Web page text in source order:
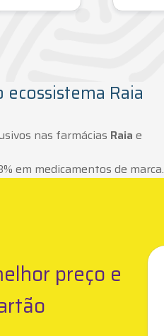
Raia
nas farmácias Raia e
em medicamentos de marca.
preço e